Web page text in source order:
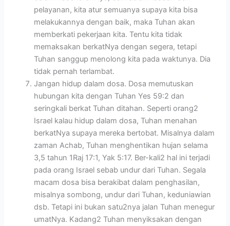
pelayanan, kita atur semuanya supaya kita bisa
melakukannya dengan baik, maka Tuhan akan
memberkati pekerjaan kita. Tentu kita tidak
memaksakan berkatNya dengan segera, tetapi
Tuhan sanggup menolong kita pada waktunya. Dia
tidak pernah terlambat.
Jangan hidup dalam dosa. Dosa memutuskan
hubungan kita dengan Tuhan Yes 59:2 dan
seringkali berkat Tuhan ditahan. Seperti orang2
Israel kalau hidup dalam dosa, Tuhan menahan
berkatNya supaya mereka bertobat. Misalnya dalam
zaman Achab, Tuhan menghentikan hujan selama
3,5 tahun 1Raj 17:1, Yak 5:17. Ber-kali2 hal ini terjadi
pada orang Israel sebab undur dari Tuhan. Segala
macam dosa bisa berakibat dalam penghasilan,
misalnya sombong, undur dari Tuhan, keduniawian
dsb. Tetapi ini bukan satu2nya jalan Tuhan menegur
umatNya. Kadang2 Tuhan menyiksakan dengan